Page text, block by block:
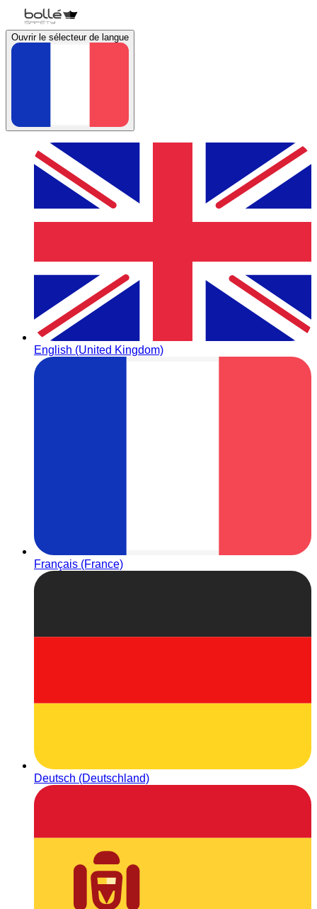
Ouvrir le sélecteur de langue
English (United Kingdom)
Français (France)
Deutsch (Deutschland)